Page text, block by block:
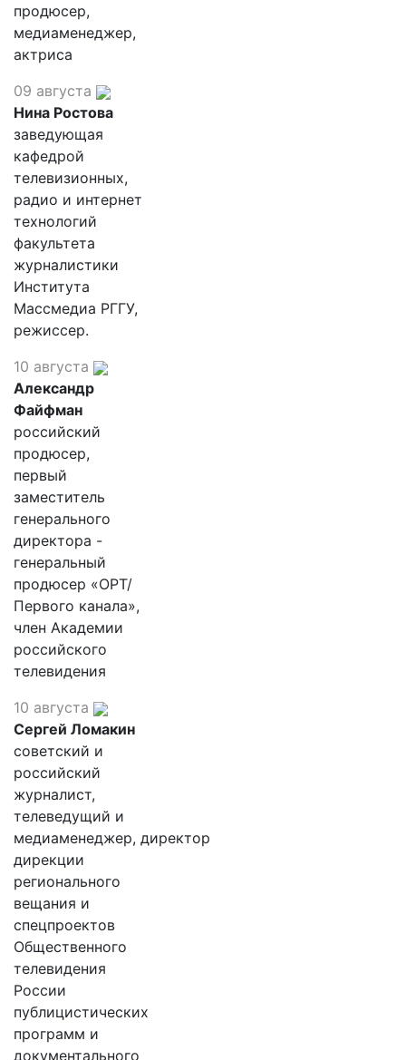
продюсер,
медиаменеджер,
актриса
09 августа
Нина Ростова
заведующая
кафедрой
телевизионных,
радио и интернет
технологий
факультета
журналистики
Института
Массмедиа РГГУ,
режиссер.
10 августа
Александр
Файфман
российский
продюсер,
первый
заместитель
генерального
директора -
генеральный
продюсер «ОРТ/
Первого канала»,
член Академии
российского
телевидения
10 августа
Сергей Ломакин
советский и
российский
журналист,
телеведущий и
медиаменеджер, директор
дирекции
регионального
вещания и
спецпроектов
Общественного
телевидения
России
публицистических
программ и
документального